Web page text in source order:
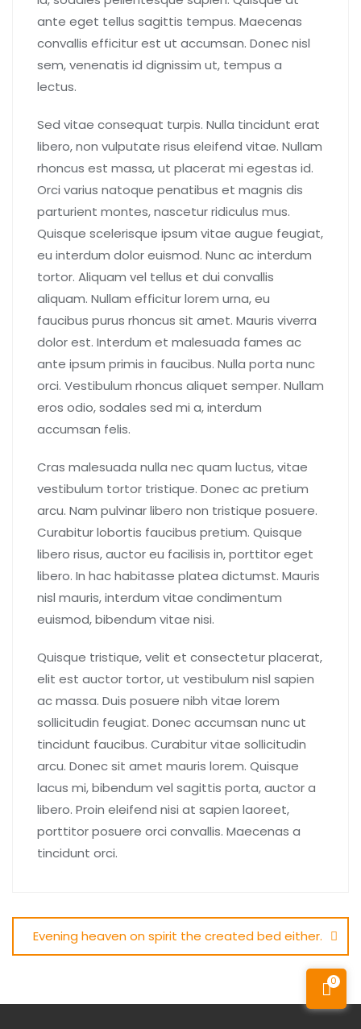
ante eget tellus sagittis tempus. Maecenas
convallis efficitur est ut accumsan. Donec nisl
sem, venenatis id dignissim ut, tempus a
lectus.
Sed vitae consequat turpis. Nulla tincidunt erat
libero, non vulputate risus eleifend vitae. Nullam
rhoncus est massa, ut placerat mi egestas id.
Orci varius natoque penatibus et magnis dis
parturient montes, nascetur ridiculus mus.
Quisque scelerisque ipsum vitae augue feugiat,
eu interdum dolor euismod. Nunc ac interdum
tortor. Aliquam vel tellus et dui convallis
aliquam. Nullam efficitur lorem urna, eu
faucibus purus rhoncus sit amet. Mauris viverra
dolor est. Interdum et malesuada fames ac
ante ipsum primis in faucibus. Nulla porta nunc
orci. Vestibulum rhoncus aliquet semper. Nullam
eros odio, sodales sed mi a, interdum
accumsan felis.
Cras malesuada nulla nec quam luctus, vitae
vestibulum tortor tristique. Donec ac pretium
arcu. Nam pulvinar libero non tristique posuere.
Curabitur lobortis faucibus pretium. Quisque
libero risus, auctor eu facilisis in, porttitor eget
libero. In hac habitasse platea dictumst. Mauris
nisl mauris, interdum vitae condimentum
euismod, bibendum vitae nisi.
Quisque tristique, velit et consectetur placerat,
elit est auctor tortor, ut vestibulum nisl sapien
ac massa. Duis posuere nibh vitae lorem
sollicitudin feugiat. Donec accumsan nunc ut
tincidunt faucibus. Curabitur vitae sollicitudin
arcu. Donec sit amet mauris lorem. Quisque
lacus mi, bibendum vel sagittis porta, auctor a
libero. Proin eleifend nisi at sapien laoreet,
porttitor posuere orci convallis. Maecenas a
tincidunt orci.
navigation
Evening heaven on spirit the created bed either.
0